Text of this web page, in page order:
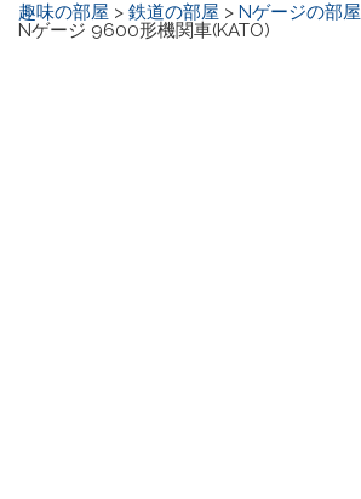
趣味の部屋 >鉄道の部屋 >Nゲージの部屋
Nゲージ 9600形機関車(KATO)